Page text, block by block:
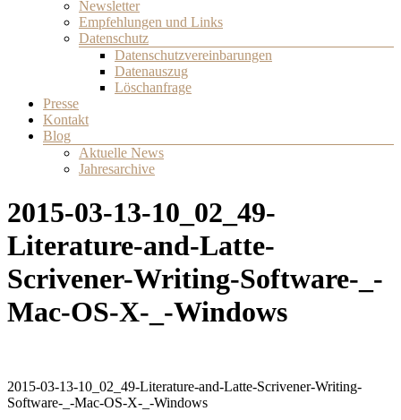
Newsletter
Empfehlungen und Links
Datenschutz
Datenschutzvereinbarungen
Datenauszug
Löschanfrage
Presse
Kontakt
Blog
Aktuelle News
Jahresarchive
2015-03-13-10_02_49-
Literature-and-Latte-
Scrivener-Writing-Software-_-
Mac-OS-X-_-Windows
2015-03-13-10_02_49-Literature-and-Latte-Scrivener-Writing-
Software-_-Mac-OS-X-_-Windows